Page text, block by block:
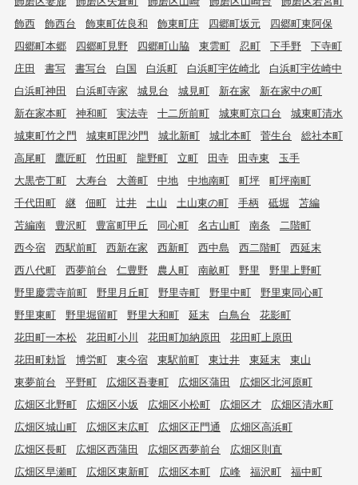
飾西
飾西台 飾東町佐良和 飾東町庄 四郷町坂元
四郷町東阿保
四郷町本郷
四郷町見野 四郷町山脇 東雲町 忍町 下手野
下寺町
庄田
書写 書写台 白国 白浜町 白浜町宇佐崎北
白浜町宇佐崎中
白浜町神田
白浜町寺家 城見台 城見町 新在家
新在家中の町
新在家本町
神和町 実法寺 十二所前町 城東町京口台
城東町清水
城東町竹之門
城東町毘沙門 城北新町 城北本町 菅生台
総社本町
高尾町
鷹匠町 竹田町 龍野町 立町 田寺 田寺東
玉手
大黒壱丁町
大寿台 大善町 中地 中地南町 町坪
町坪南町
千代田町
継 佃町 辻井 土山 土山東の町 手柄 砥堀
苫編
苫編南
豊沢町 豊富町甲丘 同心町 名古山町 南条
二階町
西今宿
西駅前町 西新在家 西新町 西中島 西二階町
西延末
西八代町
西夢前台 仁豊野 農人町 南畝町 野里
野里上野町
野里慶雲寺前町
野里月丘町 野里寺町 野里中町
野里東同心町
野里東町
野里堀留町 野里大和町 延末 白鳥台
花影町
花田町一本松
花田町小川 花田町加納原田
花田町上原田
花田町勅旨
博労町 東今宿 東駅前町 東辻井 東延末
東山
東夢前台
平野町 広畑区吾妻町 広畑区蒲田
広畑区北河原町
広畑区北野町
広畑区小坂 広畑区小松町 広畑区才
広畑区清水町
広畑区城山町
広畑区末広町 広畑区正門通
広畑区高浜町
広畑区長町
広畑区西蒲田 広畑区西夢前台
広畑区則直
広畑区早瀬町
広畑区東新町 広畑区本町 広峰 福沢町
福中町